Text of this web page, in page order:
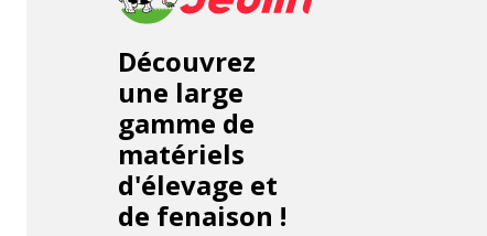
Découvrez
une large
gamme de
matériels
d'élevage et
de fenaison !